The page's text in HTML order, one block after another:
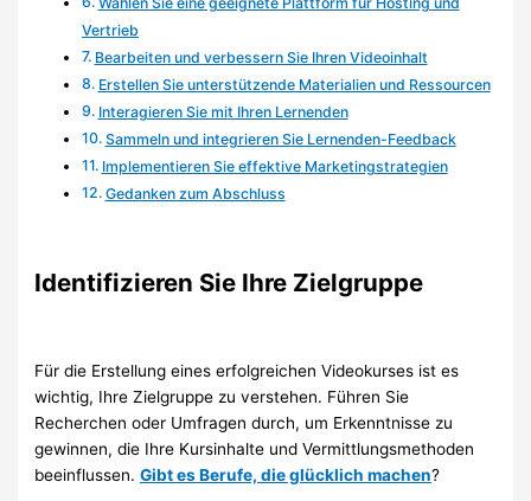
Vertrieb
Bearbeiten und verbessern Sie Ihren Videoinhalt
Erstellen Sie unterstützende Materialien und Ressourcen
Interagieren Sie mit Ihren Lernenden
Sammeln und integrieren Sie Lernenden-Feedback
Implementieren Sie effektive Marketingstrategien
Gedanken zum Abschluss
Identifizieren Sie Ihre Zielgruppe
Für die Erstellung eines erfolgreichen Videokurses ist es
wichtig, Ihre Zielgruppe zu verstehen. Führen Sie
Recherchen oder Umfragen durch, um Erkenntnisse zu
gewinnen, die Ihre Kursinhalte und Vermittlungsmethoden
beeinflussen.Gibt es Berufe, die glücklich machen?